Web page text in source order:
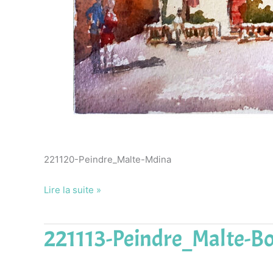
221120-Peindre_Malte-Mdina
Lire la suite »
221113-Peindre_Malte-
221113-
Peindre_Malte-